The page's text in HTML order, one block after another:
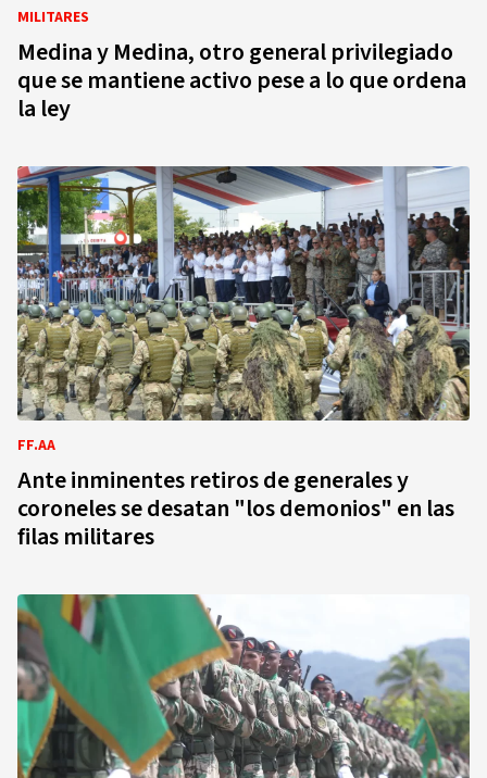
MILITARES
Medina y Medina, otro general privilegiado
que se mantiene activo pese a lo que ordena
la ley
FF.AA
Ante inminentes retiros de generales y
coroneles se desatan "los demonios" en las
filas militares